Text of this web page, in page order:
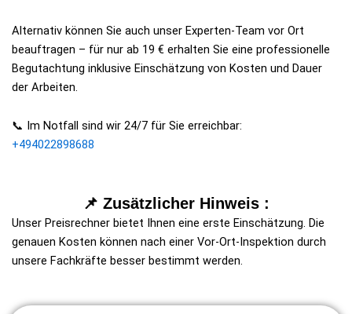
Alternativ können Sie auch unser Experten-Team vor Ort
beauftragen – für nur ab 19 € erhalten Sie eine professionelle
Begutachtung inklusive Einschätzung von Kosten und Dauer
der Arbeiten.
📞 Im Notfall sind wir 24/7 für Sie erreichbar:
+494022898688
📌 Zusätzlicher Hinweis :
Unser Preisrechner bietet Ihnen eine erste Einschätzung. Die
genauen Kosten können nach einer Vor-Ort-Inspektion durch
unsere Fachkräfte besser bestimmt werden.